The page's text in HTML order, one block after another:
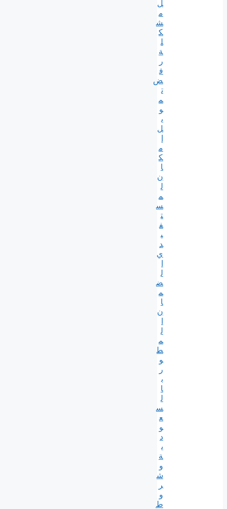
ل
م
ش
ك
ل
ة
ر
ف
ض
ت
م
و
ي
ل
م
ك
ا
ن
ل
م
س
ت
ف
ي
د
ي
ل
ض
م
ا
ن
ل
م
ط
و
ر
ب
ا
ل
س
ع
و
د
ي
ة
و
ش
ر
و
ط